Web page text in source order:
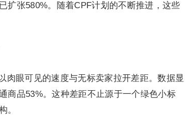
扩张580%。随着CPF计划的不断推进，这些
肉眼可见的速度与无标卖家拉开差距。数据显
商品53%。这种差距不止源于一个绿色小标
。